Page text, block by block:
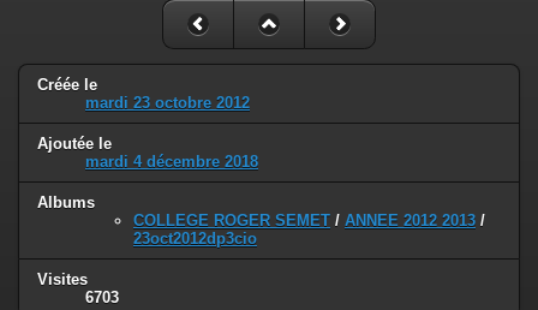
Créée le
mardi 23 octobre 2012
Ajoutée le
mardi 4 décembre 2018
Albums
COLLEGE ROGER SEMET / ANNEE 2012 2013 /
23oct2012dp3cio
Visites
6703